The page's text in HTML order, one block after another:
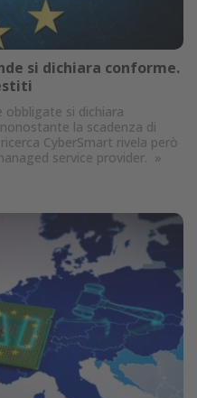
si dichiara conforme.
obbligate si dichiara
la scadenza di
CyberSmart rivela però
service provider. »